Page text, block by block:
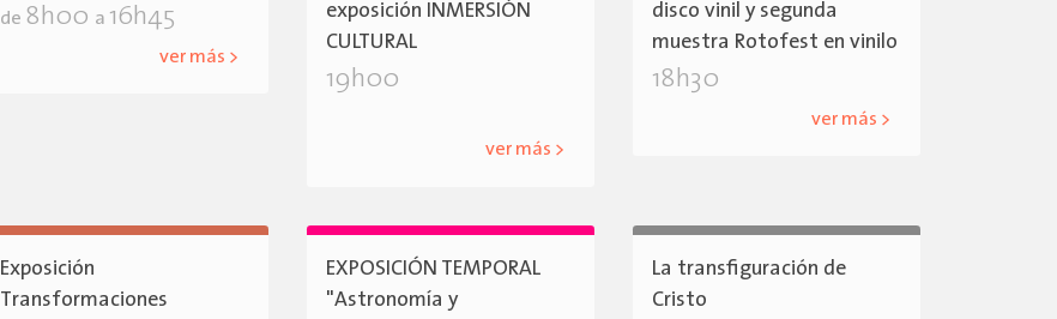
de 8h00 a 16h45
ver más >
exposición INMERSIÓN
CULTURAL
19h00
ver más >
disco vinil y segunda
muestra Rotofest en vinilo
18h30
ver más >
Exposición
Transformaciones
EXPOSICIÓN TEMPORAL
"Astronomía y
La transfiguración de
Cristo